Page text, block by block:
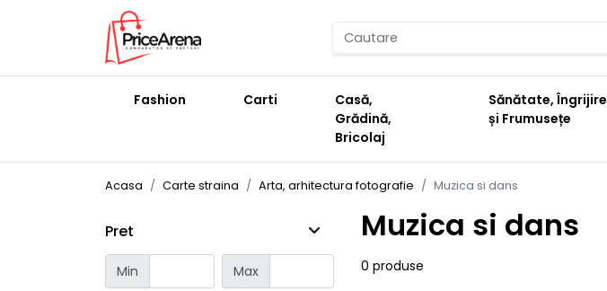
Fashion Carti
Casă,
Grădină,
Bricolaj
Sănătate, Îngrijire
și Frumusețe
Acasa Carte straina Arta, arhitectura fotografie Muzica si dans
Pret
Min Max
Muzica si dans
0 produse